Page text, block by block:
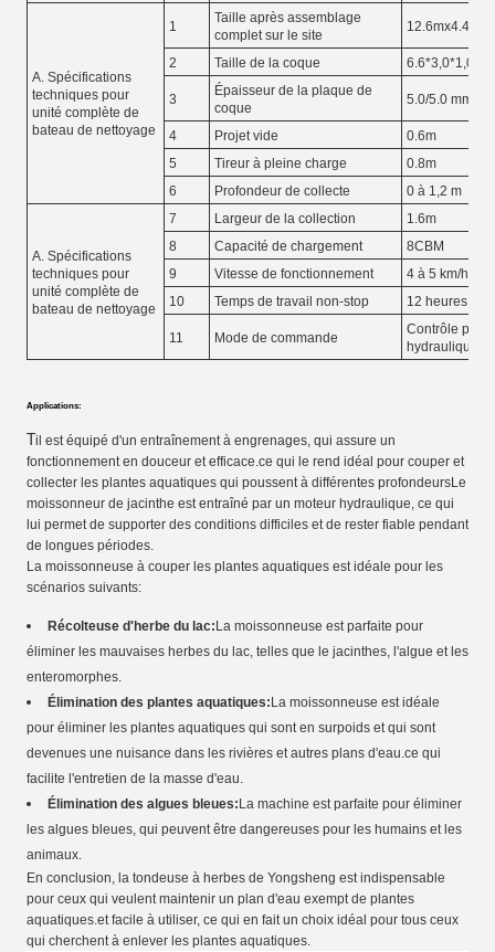
A. Spécifications
techniques pour
unité complète de
bateau de nettoyage
1
Taille après assemblage
complet sur le site
2 Taille de la coque 6.6*3,0*1,0m
3
Épaisseur de la plaque de
coque
5.0/5.0 mm
4 Projet vide
0.6m
5
Tireur à pleine charge
0.8m
6
Profondeur de collecte 0 à 1,2 m
A. Spécifications
techniques pour
unité complète de
bateau de nettoyage
7 Largeur de la collection
1.6m
8
Capacité de chargement
8CBM
9
Vitesse de fonctionnement
4 à 5 km/h
10
Temps de travail non-stop 12 heures
11 Mode de commande
Contrôle
hydraulique
Applications:
Til est équipé d'un entraînement à engrenages, qui assure un
fonctionnement en douceur et efficace.ce qui le rend idéal pour couper et
collecter les plantes aquatiques qui poussent à différentes profondeursLe
moissonneur de jacinthe est entraîné par un moteur hydraulique, ce qui
lui permet de supporter des conditions difficiles et de rester fiable pendant
de longues périodes.
La moissonneuse à couper les plantes aquatiques est idéale pour les
scénarios suivants:
Récolteuse d'herbe du lac: La moissonneuse est parfaite pour
éliminer les mauvaises herbes du lac, telles que le jacinthes, l'algue et les
enteromorphes.
Élimination des plantes aquatiques: La moissonneuse est idéale
pour éliminer les plantes aquatiques qui sont en surpoids et qui sont
devenues une nuisance dans les rivières et autres plans d'eau.ce qui
facilite l'entretien de la masse d'eau.
Élimination des algues bleues: La machine est parfaite pour éliminer
les algues bleues, qui peuvent être dangereuses pour les humains et les
animaux.
En conclusion, la tondeuse à herbes de Yongsheng est indispensable
pour ceux qui veulent maintenir un plan d'eau exempt de plantes
aquatiques.et facile à utiliser, ce qui en fait un choix idéal pour tous ceux
qui cherchent à enlever les plantes aquatiques.